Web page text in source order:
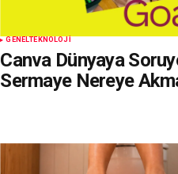
GENELTEKNOLOJI
Canva Dünyaya
Sermaye Nereye